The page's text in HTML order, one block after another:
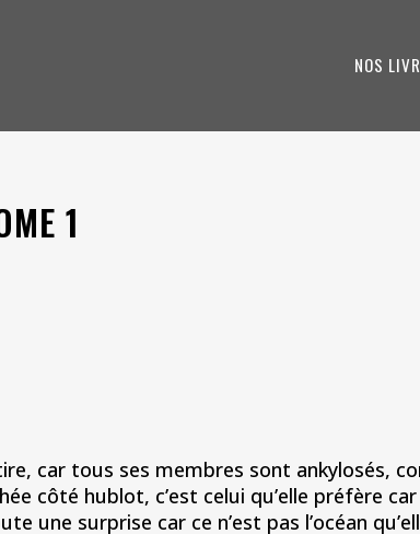
NOS
1
car tous ses membres sont ankylosés,
côté hublot, c’est celui qu’elle préfère
une surprise car ce n’est pas l’océan